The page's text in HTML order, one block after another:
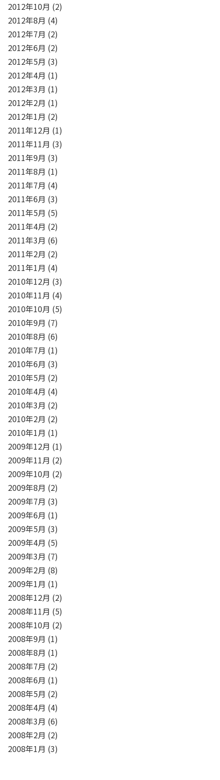
2012年10月 (2)
2012年8月 (4)
2012年7月 (2)
2012年6月 (2)
2012年5月 (3)
2012年4月 (1)
2012年3月 (1)
2012年2月 (1)
2012年1月 (2)
2011年12月 (1)
2011年11月 (3)
2011年9月 (3)
2011年8月 (1)
2011年7月 (4)
2011年6月 (3)
2011年5月 (5)
2011年4月 (2)
2011年3月 (6)
2011年2月 (2)
2011年1月 (4)
2010年12月 (3)
2010年11月 (4)
2010年10月 (5)
2010年9月 (7)
2010年8月 (6)
2010年7月 (1)
2010年6月 (3)
2010年5月 (2)
2010年4月 (4)
2010年3月 (2)
2010年2月 (2)
2010年1月 (1)
2009年12月 (1)
2009年11月 (2)
2009年10月 (2)
2009年8月 (2)
2009年7月 (3)
2009年6月 (1)
2009年5月 (3)
2009年4月 (5)
2009年3月 (7)
2009年2月 (8)
2009年1月 (1)
2008年12月 (2)
2008年11月 (5)
2008年10月 (2)
2008年9月 (1)
2008年8月 (1)
2008年7月 (2)
2008年6月 (1)
2008年5月 (2)
2008年4月 (4)
2008年3月 (6)
2008年2月 (2)
2008年1月 (3)